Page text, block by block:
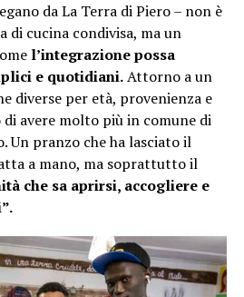
da La Terra di Piero – non è
di cucina condivisa, ma un
l’integrazione possa
e quotidiani.Attorno a un
diverse per età, provenienza e
avere molto più in comune di
Un pranzo che ha lasciato il
a mano, ma soprattutto il
che sa aprirsi, accogliere e